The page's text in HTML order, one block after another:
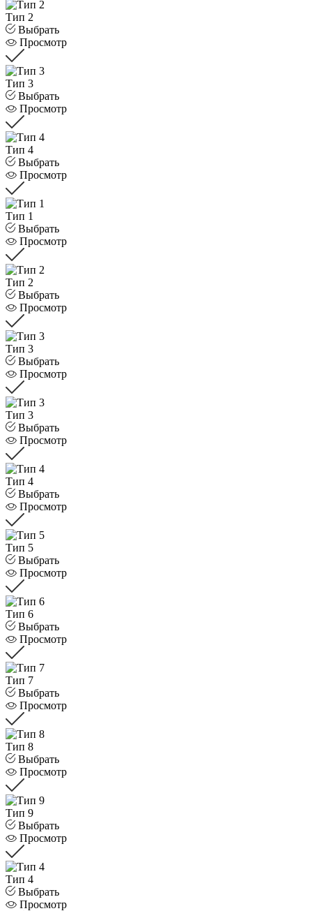
Тип 2
Выбрать
Просмотр
Тип 3
Выбрать
Просмотр
Тип 4
Выбрать
Просмотр
Тип 1
Выбрать
Просмотр
Тип 2
Выбрать
Просмотр
Тип 3
Выбрать
Просмотр
Тип 3
Выбрать
Просмотр
Тип 4
Выбрать
Просмотр
Тип 5
Выбрать
Просмотр
Тип 6
Выбрать
Просмотр
Тип 7
Выбрать
Просмотр
Тип 8
Выбрать
Просмотр
Тип 9
Выбрать
Просмотр
Тип 4
Выбрать
Просмотр